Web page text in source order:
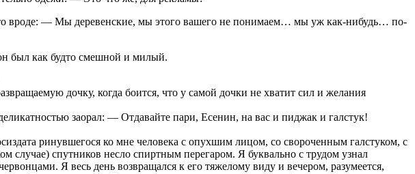
вроде: — Мы деревенские, мы этого вашего не понимаем… мы уж как-нибудь… по-
был как будто смешной и милый.
дочку, когда боится, что у самой дочки не хватит сил и желания
заорал: — Отдавайте пари, Есенин, на вас и пиджак и галстук!
ринувшегося ко мне человека с опухшим лицом, со свороченным галстуком, с
случае) спутников несло спиртным перегаром. Я буквально с трудом узнал
Я весь день возвращался к его тяжелому виду и вечером, разумеется,